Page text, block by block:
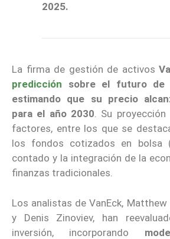
2025.
La firma de gestión de activos
predicción sobre el futuro de
estimando que su precio
para el año 2030. Su
factores, entre los que se
los fondos cotizados en bolsa
contado y la integración de la
finanzas tradicionales.
Los analistas de VanEck, Matthew
y Denis Zinoviev, han
inversión, incorporando